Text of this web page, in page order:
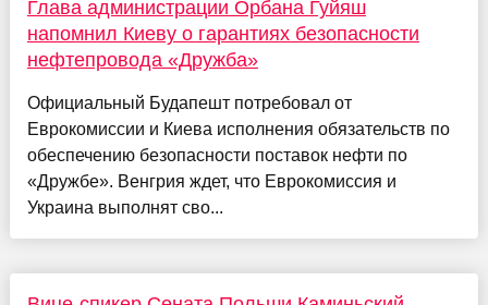
Глава администрации Орбана Гуйяш
напомнил Киеву о гарантиях безопасности
нефтепровода «Дружба»
Официальный Будапешт потребовал от
Еврокомиссии и Киева исполнения обязательств по
обеспечению безопасности поставок нефти по
«Дружбе». Венгрия ждет, что Еврокомиссия и
Украина выполнят сво...